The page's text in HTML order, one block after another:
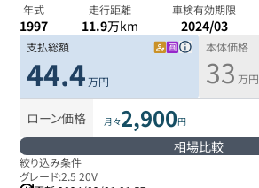
年式
1997
走行距離
11.9万km
車検有効期限
2024/03
支払総額
44.4 万円
本体価格
33 万円
ローン価格 月々2,900円
相場比較
絞り込み条件
グレード:2.5 20V